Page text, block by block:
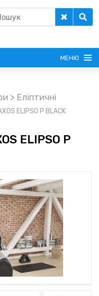
МЕНЮ
> Еліптичні
ELIPSO P BLACK
ELIPSO P